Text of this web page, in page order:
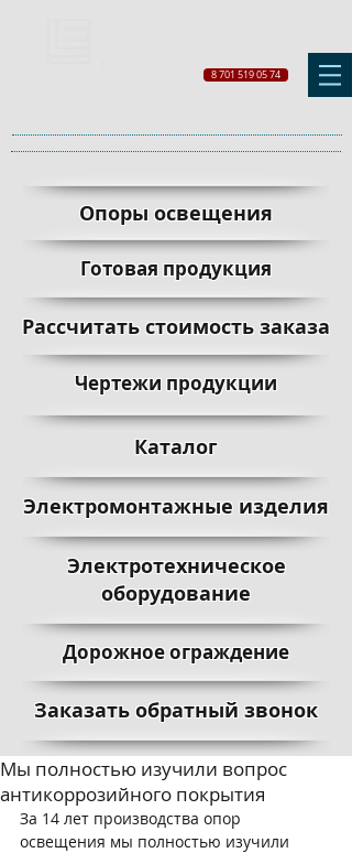
8 701 519 05 74
Опоры освещения
Готовая продукция
Рассчитать стоимость заказа
Чертежи продукции
Каталог
Электромонтажные изделия
Электротехническое
оборудование
Дорожное ограждение
Заказать обратный звонок
Мы полностью изучили вопрос
антикоррозийного покрытия
За 14 лет производства опор
освещения мы полностью изучили